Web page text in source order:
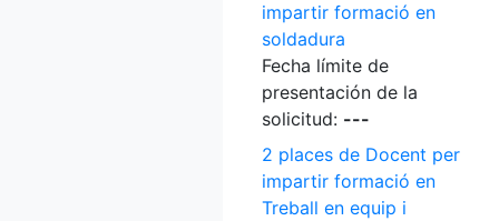
impartir formació en
soldadura
Fecha límite de
presentación de la
solicitud: ---
2 places de Docent per
impartir formació en
Treball en equip i